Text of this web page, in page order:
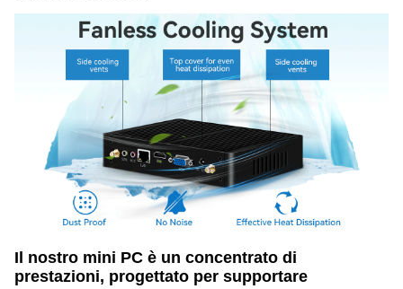
Il nostro mini PC è un concentrato di
prestazioni, progettato per supportare